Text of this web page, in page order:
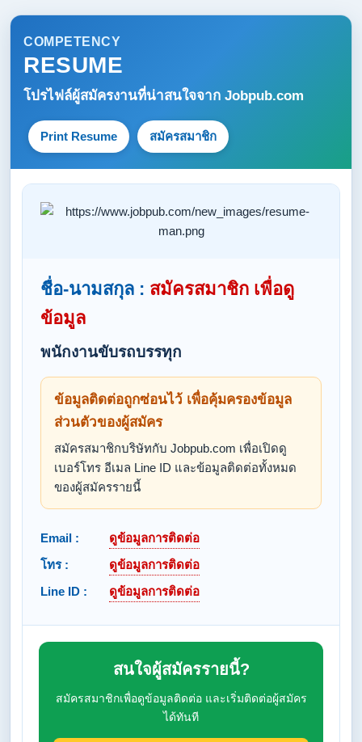
COMPETENCY
RESUME
โปรไฟล์ผู้สมัครงานที่น่าสนใจจาก Jobpub.com
Print Resume สมัครสมาชิก
ชื่อ-นามสกุล : สมัครสมาชิก เพื่อดู
ข้อมูล
พนักงานขับรถบรรทุก
ข้อมูลติดต่อถูกซ่อนไว้ เพื่อคุ้มครองข้อมูล
ส่วนตัวของผู้สมัคร
สมัครสมาชิกบริษัทกับ Jobpub.com เพื่อเปิดดู
เบอร์โทร อีเมล Line ID และข้อมูลติดต่อทั้งหมด
ของผู้สมัครรายนี้
Email :
ดูข้อมูลการติดต่อ
โทร :
ดูข้อมูลการติดต่อ
Line ID :
ดูข้อมูลการติดต่อ
สนใจผู้สมัครรายนี้?
สมัครสมาชิกเพื่อดูข้อมูลติดต่อ และเริ่มติดต่อผู้สมัคร
ได้ทันที